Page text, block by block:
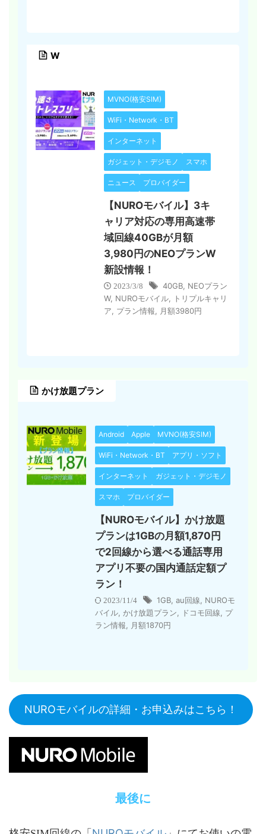
W
MVNO(格安SIM)
WiFi・Network・BT
インターネット
ガジェット・デジモノ スマホ
ニュース プロバイダー
【NUROモバイル】3キ
ャリア対応の専用高速帯
域回線40GBが月額
3,980円のNEOプランW
新設情報！
2023/3/8 40GB NEOプラン
W, NUROモバイル
トリプルキャリ
ア
プラン情報 月額3980円
かけ放題プラン
Android Apple MVNO(格安SIM)
WiFi・Network・BT アプリ・ソフト
インターネット ガジェット・デジモノ
スマホ プロバイダー
【NUROモバイル】かけ放題
プランは1GBの月額1,870円
で2回線から選べる通話専用
アプリ不要の国内通話定額プ
ラン！
2023/11/4 1GB au回線
NUROモ
バイル かけ放題プラン ドコモ回線
プ
ラン情報
月額1870円
NUROモバイルの詳細・お申込みはこちら！
最後に